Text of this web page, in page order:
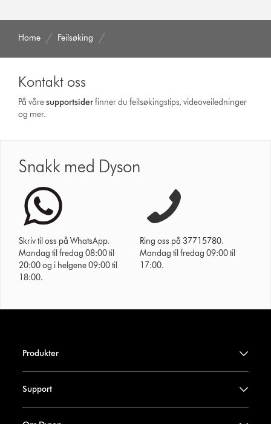
Home Feilsøking
Kontakt oss
På våresupportsiderfinner du feilsøkingstips, videoveiledninger
og mer.
Snakk med Dyson
Skriv til oss på WhatsApp.
Mandag til fredag 08:00 til
20:00 og i helgene 09:00 til
18:00.
Ring oss på 37715780.
Mandag til fredag 09:00 til
17:00.
Produkter
Support